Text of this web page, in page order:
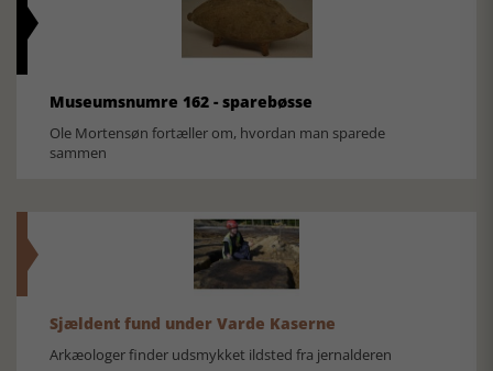
Museumsnumre 162 - sparebøsse
Ole Mortensøn fortæller om, hvordan man sparede
sammen
Sjældent fund under Varde Kaserne
Arkæologer finder udsmykket ildsted fra jernalderen